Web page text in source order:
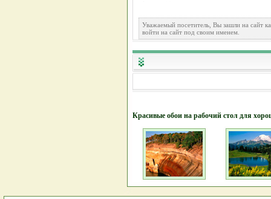
Уважаемый посетитель, Вы зашли на сайт
войти на сайт под своим именем.
Красивые обои на рабочий стол для